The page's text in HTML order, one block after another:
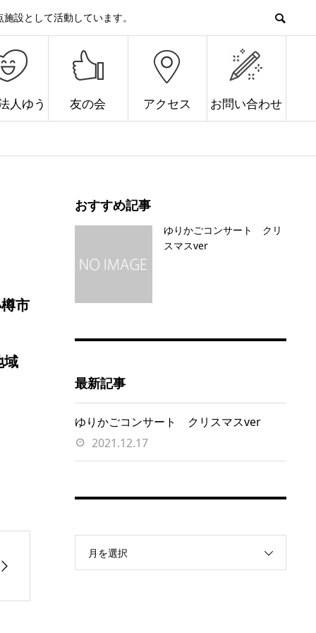
設として活動しています。
人ゆう 友の会 アクセス お問い合わせ
市
域
おすすめ記事
ゆりかごコンサート クリ
スマスver
最新記事
ゆりかごコンサート クリスマスver
2021.12.17
月を選択